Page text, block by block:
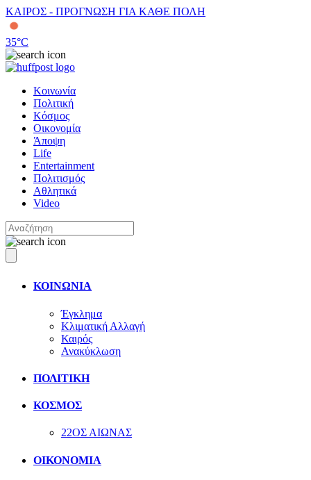
ΚΑΙΡΟΣ - ΠΡΟΓΝΩΣΗ ΓΙΑ ΚΑΘΕ ΠΟΛΗ
35°C
Κοινωνία
Πολιτική
Κόσμος
Οικονομία
Άποψη
Life
Entertainment
Πολιτισμός
Αθλητικά
Video
ΚΟΙΝΩΝΙΑ
Έγκλημα
Κλιματική Αλλαγή
Καιρός
Ανακύκλωση
ΠΟΛΙΤΙΚΗ
ΚΟΣΜΟΣ
22ΟΣ ΑΙΩΝΑΣ
ΟΙΚΟΝΟΜΙΑ